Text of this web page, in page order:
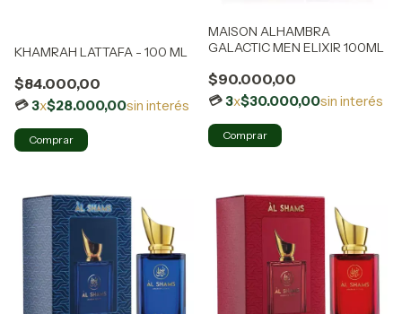
KHAMRAH LATTAFA - 100 ML
$84.000,00
3x$28.000,00sin interés
MAISON ALHAMBRA
GALACTIC MEN ELIXIR 100ML
$90.000,00
3x$30.000,00sin interés